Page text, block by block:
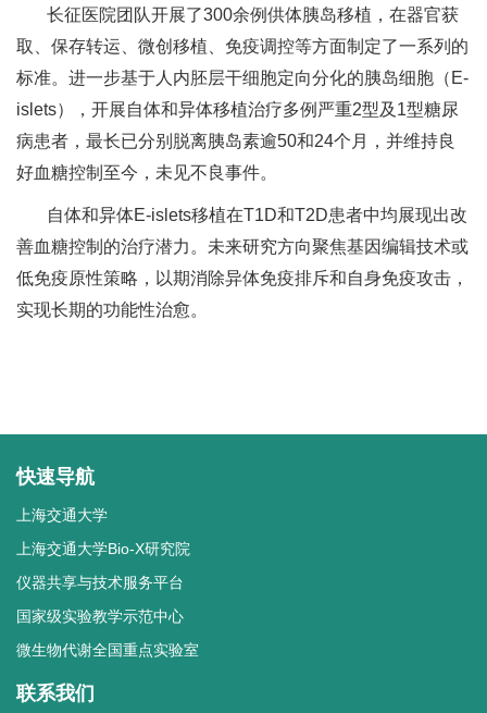
长征医院团队开展了300余例供体胰岛移植，在器官获
取、保存转运、微创移植、免疫调控等方面制定了一系列的
标准。进一步基于人内胚层干细胞定向分化的胰岛细胞（E-
islets），开展自体和异体移植治疗多例严重2型及1型糖尿
病患者，最长已分别脱离胰岛素逾50和24个月，并维持良
好血糖控制至今，未见不良事件。
自体和异体E-islets移植在T1D和T2D患者中均展现出改
善血糖控制的治疗潜力。未来研究方向聚焦基因编辑技术或
低免疫原性策略，以期消除异体免疫排斥和自身免疫攻击，
实现长期的功能性治愈。
快速导航
上海交通大学
上海交通大学Bio-X研究院
仪器共享与技术服务平台
国家级实验教学示范中心
微生物代谢全国重点实验室
联系我们